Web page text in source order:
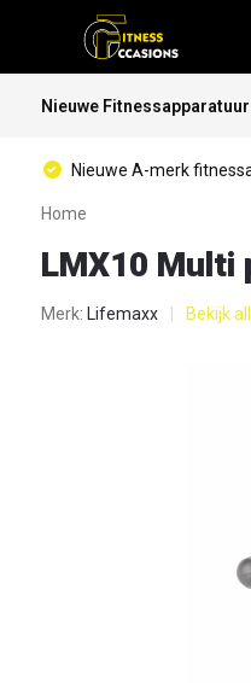
Nieuwe Fitnessapparatuur
Nieuwe A-merk
Home
LMX10 Multi
Merk: Lifemaxx Bekijk